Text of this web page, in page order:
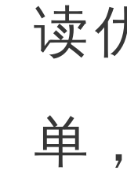
读
单